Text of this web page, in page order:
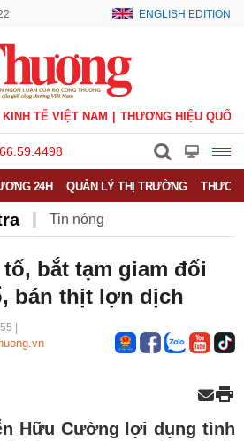
ENGLISH EDITION
KINH TẾ VIỆT NAM THƯƠNG HIỆU QUỐC
24H QUẢN LÝ THỊ TRƯỜNG
Tin nóng
bắt tạm giam đối
bán thịt lợn dịch
Hữu Cường lợi dụng tình